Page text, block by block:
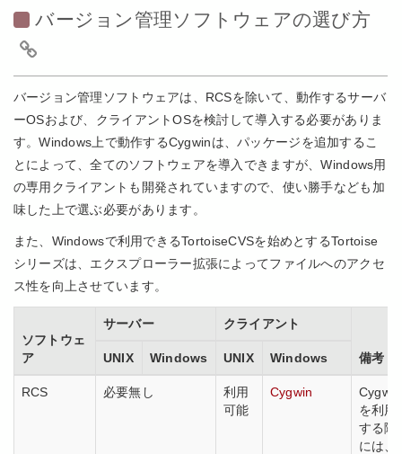
バージョン管理ソフトウェアの選び方
バージョン管理ソフトウェアは、RCSを除いて、動作するサーバ
ーOSおよび、クライアントOSを検討して導入する必要がありま
す。Windows上で動作するCygwinは、パッケージを追加するこ
とによって、全てのソフトウェアを導入できますが、Windows用
の専用クライアントも開発されていますので、使い勝手なども加
味した上で選ぶ必要があります。
また、Windowsで利用できるTortoiseCVSを始めとするTortoise
シリーズは、エクスプローラー拡張によってファイルへのアクセ
ス性を向上させています。
ソフトウェ
ア
サーバー クライアント
備考
UNIX Windows UNIX Windows
RCS 必要無し
利用
可能
Cygwin
Cygwin
を利用
する際
には、